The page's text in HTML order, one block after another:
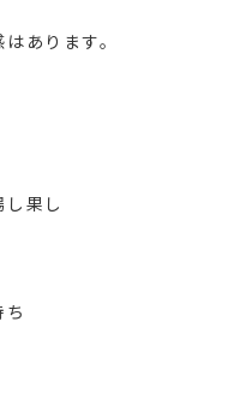
あります。
果し